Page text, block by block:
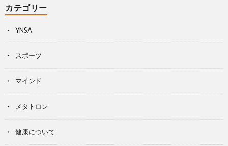
カテゴリー
YNSA
スポーツ
マインド
メタトロン
健康について